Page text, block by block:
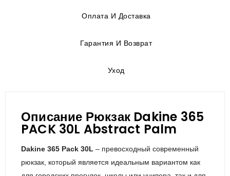
Оплата И Доставка
Гарантия И Возврат
Уход
Описание Рюкзак Dakine 365
PACK 30L Abstract Palm
Dakine 365 Pack 30L – превосходный современный
рюкзак, который является идеальным вариантом как